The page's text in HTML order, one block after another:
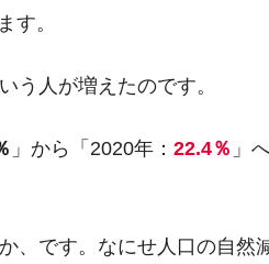
す。
う人が増えたのです。
」から「2020年： 22.4％ 」
、です。なにせ人口の自然